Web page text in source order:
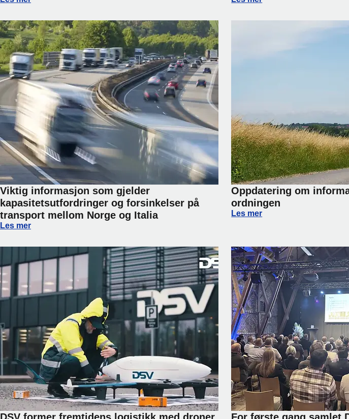
Viktig informasjon som gjelder
kapasitetsutfordringer og forsinkelser på
transport mellom Norge og Italia
Viktig informasjon som gjelder kapasitetsutfordringer og forsinkelser på transport mellom
Les mer
Oppdatering om
ordningen
Oppdatering om
Les mer